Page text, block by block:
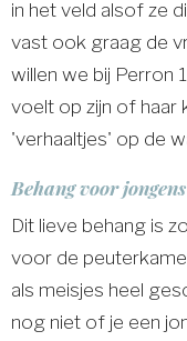
in het veld alsof ze
vast ook graag de
willen we bij Perron
voelt op zijn of haar
'verhaaltjes' op de
Behang voor
Dit lieve behang is
voor de
als meisjes heel
nog niet of je een